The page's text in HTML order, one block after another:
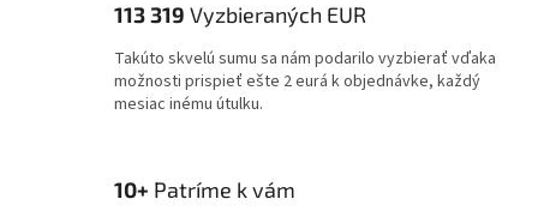
113 319 Vyzbieraných EUR
Takúto skvelú sumu sa nám podarilo vyzbierať vďaka
možnosti prispieť ešte 2 eurá k objednávke, každý
mesiac inému útulku.
10+ Patríme k vám